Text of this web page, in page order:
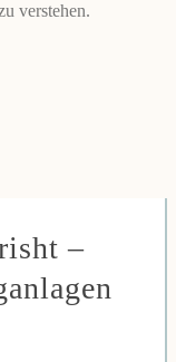
verstehen.
–